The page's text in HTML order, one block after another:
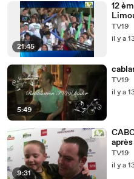
21:45
12
TV19
il y a
5:49
TV19
il y a
9:31
TV19
il y a